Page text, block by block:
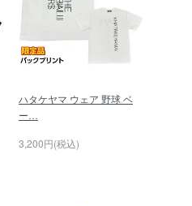
ハタケヤマ ウェア 野球 ベ
ー…
3,200円(税込)